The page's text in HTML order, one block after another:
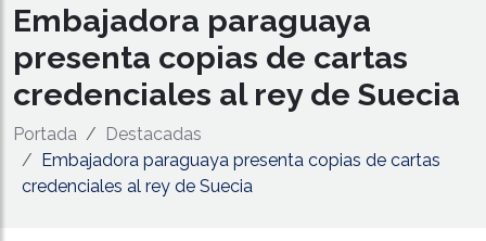
Embajadora paraguaya
presenta copias de cartas
credenciales al rey de Suecia
Portada
Destacadas
Embajadora paraguaya presenta copias de cartas
credenciales al rey de Suecia